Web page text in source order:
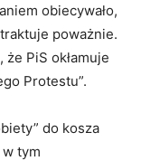
obiecywało,
poważnie.
że PiS okłamuje
Protestu”.
do kosza
tym